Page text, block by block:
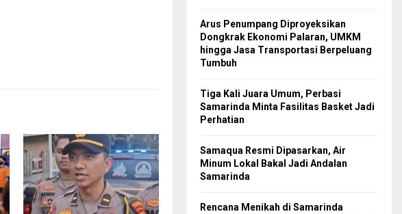
Arus Penumpang Diproyeksikan
Dongkrak Ekonomi Palaran, UMKM
hingga Jasa Transportasi Berpeluang
Tumbuh
Tiga Kali Juara Umum, Perbasi
Samarinda Minta Fasilitas Basket Jadi
Perhatian
Samaqua Resmi Dipasarkan, Air
Minum Lokal Bakal Jadi Andalan
Samarinda
Rencana Menikah di Samarinda